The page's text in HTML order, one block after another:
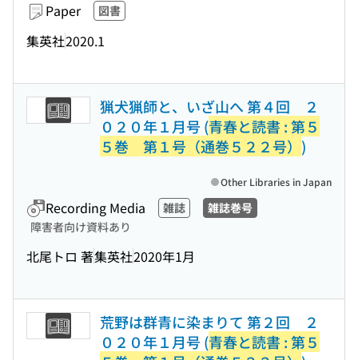
Paper 図書
集英社2020.1
猟犬猟師と、いざ山へ 第４回 ２
０２０年１月号 (青春と読書 : 第５
５巻 第１号（通巻５２２号） )
Recording Media 雑誌
雑誌巻号
障害者向け資料あり
北尾トロ 著集英社2020年1月
Other Libraries in Japan
荒野は群青に染まりて 第２回 ２
０２０年１月号 (青春と読書 : 第５